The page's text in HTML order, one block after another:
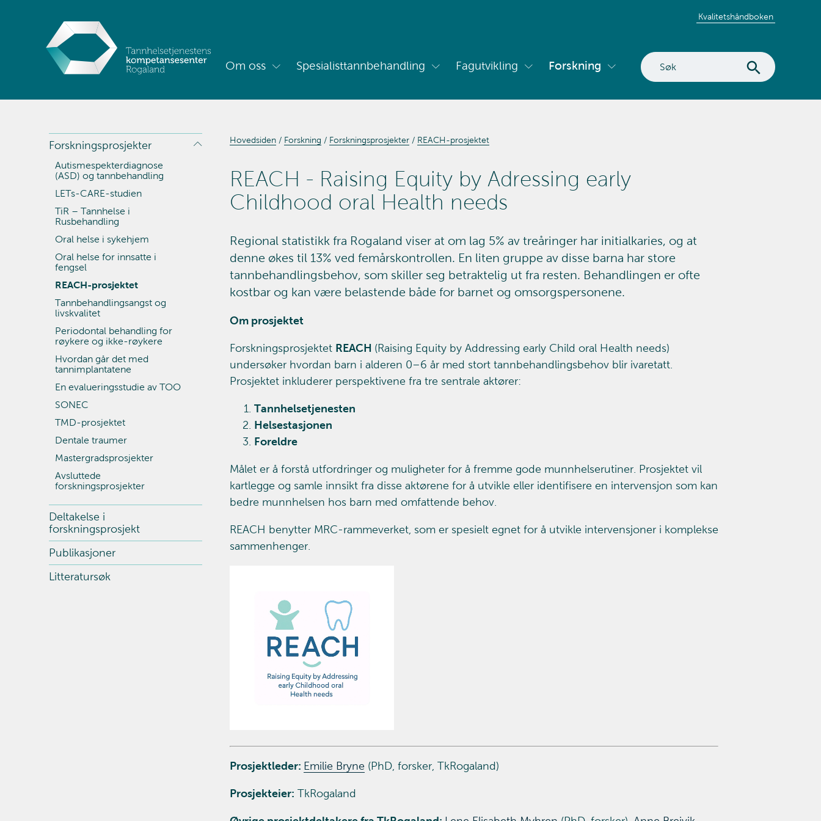
Kvalitetshåndboken
Søk
på
nettstedet
Om oss
Vis
Spesialisttannbehandling
Vis
Fagutvikling
Vis
Forskning
Vis
undermeny
Forskningsprosjekter
Autismespekterdiagnose
(ASD) og tannbehandling
LETs-CARE-studien
TiR – Tannhelse i
Rusbehandling
Oral helse i sykehjem
Oral helse for innsatte i
fengsel
REACH-prosjektet
Tannbehandlingsangst og
livskvalitet
Periodontal behandling for
røykere og ikke-røykere
Hvordan går det med
tannimplantatene
En evalueringsstudie av TOO
SONEC
TMD-prosjektet
Dentale traumer
Mastergradsprosjekter
Avsluttede
forskningsprosjekter
Deltakelse i
forskningsprosjekt
Publikasjoner
Litteratursøk
Hovedsiden Forskning Forskningsprosjekter REACH-prosjektet
REACH - Raising Equity by Adressing early
Childhood oral Health needs
Regional statistikk fra Rogaland viser at om lag 5% av treåringer har initialkaries, og at
denne økes til 13% ved femårskontrollen. En liten gruppe av disse barna har store
tannbehandlingsbehov, som skiller seg betraktelig ut fra resten. Behandlingen er ofte
kostbar og kan være belastende både for barnet og omsorgspersonene.
Om prosjektet
Forskningsprosjektet REACH (Raising Equity by Addressing early Child oral Health needs)
undersøker hvordan barn i alderen 0–6 år med stort tannbehandlingsbehov blir ivaretatt.
Prosjektet inkluderer perspektivene fra tre sentrale aktører:
Tannhelsetjenesten
Helsestasjonen
Foreldre
Målet er å forstå utfordringer og muligheter for å fremme gode munnhelserutiner. Prosjektet vil
kartlegge og samle innsikt fra disse aktørene for å utvikle eller identifisere en intervensjon som kan
bedre munnhelsen hos barn med omfattende behov.
REACH benytter MRC-rammeverket, som er spesielt egnet for å utvikle intervensjoner i komplekse
sammenhenger.
Prosjektleder: Emilie Bryne (PhD, forsker, TkRogaland)
Prosjekteier: TkRogaland